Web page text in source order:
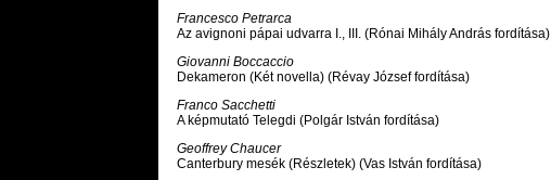
Francesco Petrarca
Az avignoni pápai udvarra I., III. (Rónai Mihály András fordítása)
Giovanni Boccaccio
Dekameron (Két novella) (Révay József fordítása)
Franco Sacchetti
A képmutató Telegdi (Polgár István fordítása)
Geoffrey Chaucer
Canterbury mesék (Részletek) (Vas István fordítása)